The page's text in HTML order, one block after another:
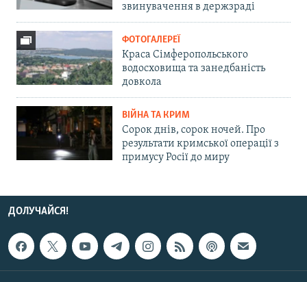
звинувачення в держзраді
ФОТОГАЛЕРЕЇ
Краса Сімферопольського
водосховища та занедбаність
довкола
ВІЙНА ТА КРИМ
Сорок днів, сорок ночей. Про
результати кримської операції з
примусу Росії до миру
ДОЛУЧАЙСЯ!